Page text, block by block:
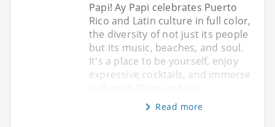
Papi! Ay Papi celebrates Puerto
Rico and Latin culture in full color,
the diversity of not just its people
but its music, beaches, and soul.
It's a place to be yourself, enjoy
expressive cocktails, and immerse
Read more